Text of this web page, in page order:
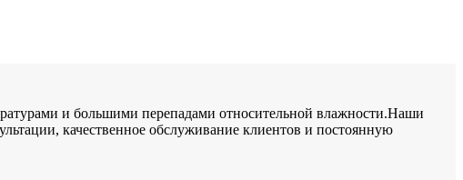
и большими перепадами относительной влажности.Наши
качественное обслуживание клиентов и постоянную